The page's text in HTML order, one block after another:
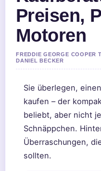
Preisen,
Motoren
FREDDIE GEORGE COOPER
DANIEL BECKER
Sie überlegen,
kaufen – der
beliebt, aber nicht
Schnäppchen.
Überraschungen,
sollten.